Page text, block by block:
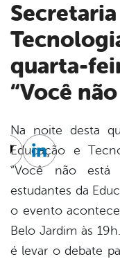
Secretaria de Educação e
quarta-
“Você
Na noite desta
Educação e
“Você não está
estudantes da
o evento
Belo Jardim às
é levar o debate
Twitter
Linkedin